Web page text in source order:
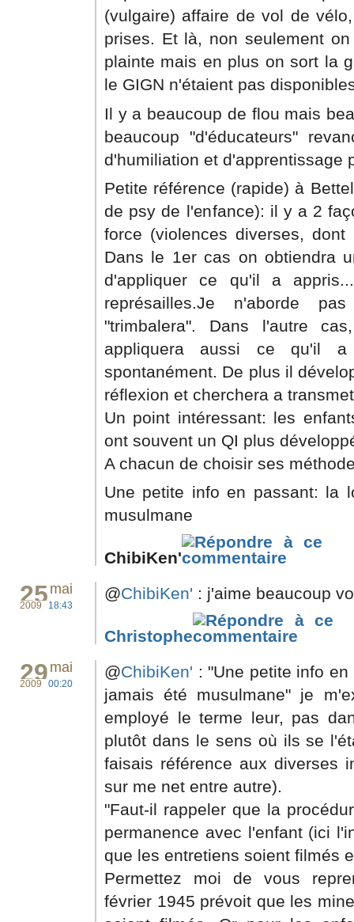
(vulgaire) affaire de vol de
prises. Et là, non seulement
plainte mais en plus on sort la
le GIGN n'étaient pas
Il y a beaucoup de flou mais
beaucoup "d'éducateurs"
d'humiliation et d'apprentissage
Petite référence (rapide) à
de psy de l'enfance): il y a 2
force (violences diverses,
Dans le 1er cas on obtiendra
d'appliquer ce qu'il a
représailles.Je n'aborde
"trimbalera". Dans l'autre
appliquera aussi ce qu'il
spontanément. De plus il
réflexion et cherchera a
Un point intéressant: les
ont souvent un QI plus
A chacun de choisir ses
Une petite info en passant: la
musulmane
ChibiKen'
25 mai
2009 18:43
@ChibiKen' : j'aime beaucoup
Christophe
29 mai
2009 00:20
@ChibiKen' : "Une petite info
jamais été musulmane" je
employé le terme leur, pas
plutôt dans le sens où ils se
faisais référence aux diverses
sur me net entre autre).
"Faut-il rappeler que la
permanence avec l'enfant (ici
que les entretiens soient filmés
Permettez moi de vous
février 1945 prévoit que les